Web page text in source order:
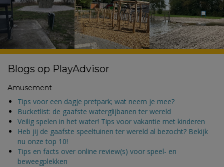
Blogs op PlayAdvisor
Amusement
Tips voor een dagje pretpark; wat neem je mee?
Bucketlist: de gaafste waterglijbanen ter wereld
Veilig spelen in het water! Tips voor vakantie met kinderen
Heb jij de gaafste speeltuinen ter wereld al bezocht? Bekijk
nu onze top 10!
Tips en facts over online review(s) voor speel- en
beweegplekken